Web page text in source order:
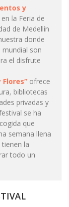
y
la Feria de
de Medellín
donde
son
el disfrute
ofrece
bibliotecas
privadas y
se ha
que
semana llena
la
todo un